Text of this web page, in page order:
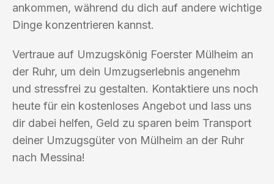
ankommen, während du dich auf andere wichtige
Dinge konzentrieren kannst.
Vertraue auf Umzugskönig Foerster Mülheim an
der Ruhr, um dein Umzugserlebnis angenehm
und stressfrei zu gestalten. Kontaktiere uns noch
heute für ein kostenloses Angebot und lass uns
dir dabei helfen, Geld zu sparen beim Transport
deiner Umzugsgüter von Mülheim an der Ruhr
nach Messina!